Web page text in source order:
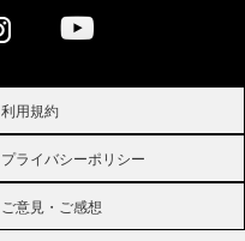
利用規約
プライバシーポリシー
ご意見・ご感想